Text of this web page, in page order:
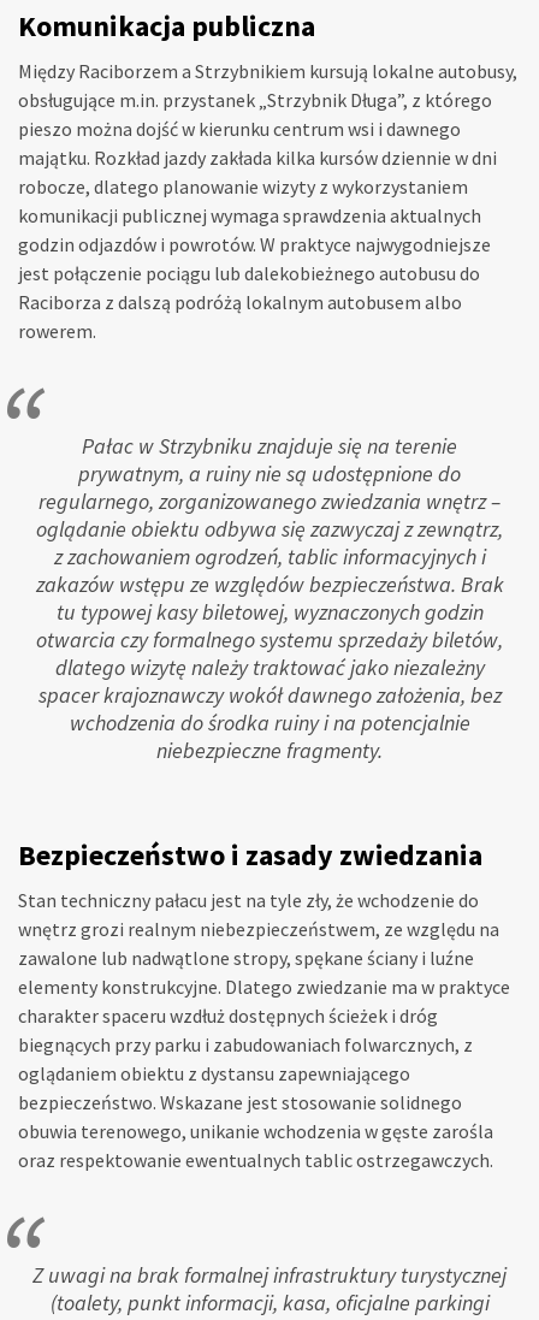
Komunikacja publiczna
Między Raciborzem a Strzybnikiem kursują lokalne autobusy,
obsługujące m.in. przystanek „Strzybnik Długa”, z którego
pieszo można dojść w kierunku centrum wsi i dawnego
majątku. Rozkład jazdy zakłada kilka kursów dziennie w dni
robocze, dlatego planowanie wizyty z wykorzystaniem
komunikacji publicznej wymaga sprawdzenia aktualnych
godzin odjazdów i powrotów. W praktyce najwygodniejsze
jest połączenie pociągu lub dalekobieżnego autobusu do
Raciborza z dalszą podróżą lokalnym autobusem albo
rowerem.
Pałac w Strzybniku znajduje się na terenie
prywatnym, a ruiny nie są udostępnione do
regularnego, zorganizowanego zwiedzania wnętrz –
oglądanie obiektu odbywa się zazwyczaj z zewnątrz,
z zachowaniem ogrodzeń, tablic informacyjnych i
zakazów wstępu ze względów bezpieczeństwa. Brak
tu typowej kasy biletowej, wyznaczonych godzin
otwarcia czy formalnego systemu sprzedaży biletów,
dlatego wizytę należy traktować jako niezależny
spacer krajoznawczy wokół dawnego założenia, bez
wchodzenia do środka ruiny i na potencjalnie
niebezpieczne fragmenty.
Bezpieczeństwo i zasady zwiedzania
Stan techniczny pałacu jest na tyle zły, że wchodzenie do
wnętrz grozi realnym niebezpieczeństwem, ze względu na
zawalone lub nadwątlone stropy, spękane ściany i luźne
elementy konstrukcyjne. Dlatego zwiedzanie ma w praktyce
charakter spaceru wzdłuż dostępnych ścieżek i dróg
biegnących przy parku i zabudowaniach folwarcznych, z
oglądaniem obiektu z dystansu zapewniającego
bezpieczeństwo. Wskazane jest stosowanie solidnego
obuwia terenowego, unikanie wchodzenia w gęste zarośla
oraz respektowanie ewentualnych tablic ostrzegawczych.
Z uwagi na brak formalnej infrastruktury turystycznej
(toalety, punkt informacji, kasa, oficjalne parkingi